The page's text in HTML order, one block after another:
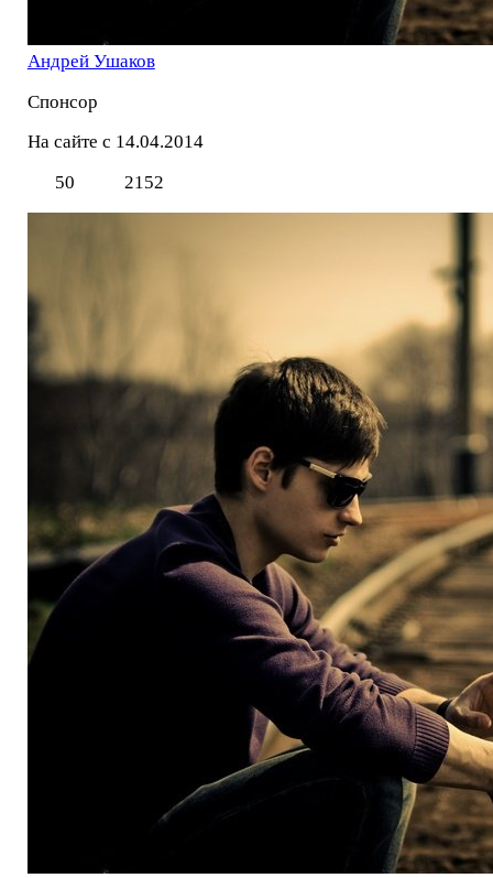
Андрей Ушаков
Спонсор
На сайте с 14.04.2014
50
2152